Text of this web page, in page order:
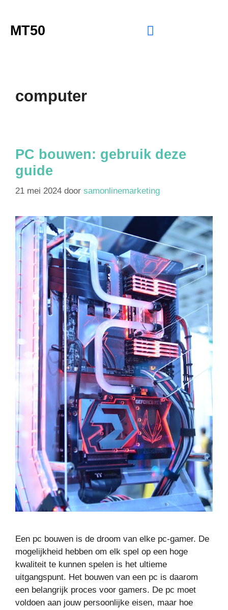
MT50
computer
PC bouwen: gebruik deze
guide
21 mei 2024 door samonlinemarketing
Een pc bouwen is de droom van elke pc-gamer. De
mogelijkheid hebben om elk spel op een hoge
kwaliteit te kunnen spelen is het ultieme
uitgangspunt. Het bouwen van een pc is daarom
een belangrijk proces voor gamers. De pc moet
voldoen aan jouw persoonlijke eisen, maar hoe